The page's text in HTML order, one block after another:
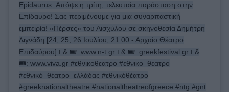
Epidaurus. Απόψε η τρίτη, τελευταία παράσταση στην
Επίδαυρο! Σας περιμένουμε για μια συναρπαστική
εμπειρία! «Πέρσες» του Αισχύλου σε σκηνοθεσία Δημήτρη
Λιγνάδη [24, 25, 26 Ιουλίου, 21:00 - Αρχαίο Θέατρο
Επιδαύρου] ℹ️ & 🎟️: www.n-t.gr ℹ️ & 🎟️: greekfestival.gr ℹ️ &
🎟️: www.viva.gr #εθνικοθεατρο #εθνικο_θεατρο
#εθνικό_θέατρο_ελλάδας #εθνικόθέατρο
#greeknationaltheatre #nationaltheatreofgreece #ntg #gnt